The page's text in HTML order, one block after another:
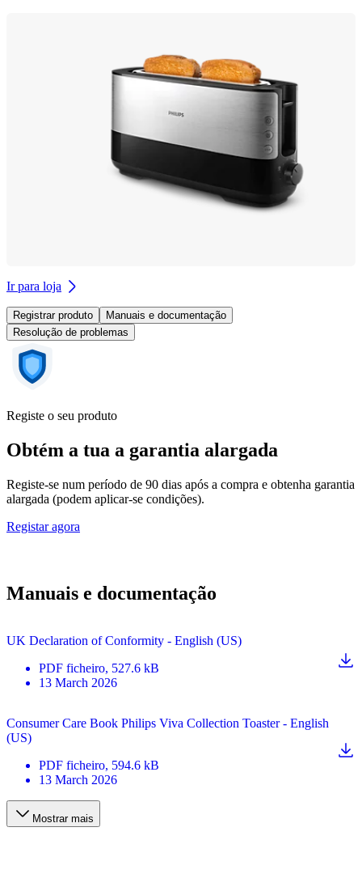
Ir para loja
Registrar produto
Manuais e documentação
Resolução de problemas
Registe o seu produto
Obtém a tua a garantia alargada
Registe-se num período de 90 dias após a compra e obtenha garantia
alargada (podem aplicar-se condições).
Registar agora
Manuais e documentação
UK Declaration of Conformity - English (US)
PDF ficheiro, 527.6 kB
13 March 2026
Consumer Care Book Philips Viva Collection Toaster - English
(US)
PDF ficheiro, 594.6 kB
13 March 2026
Mostrar mais